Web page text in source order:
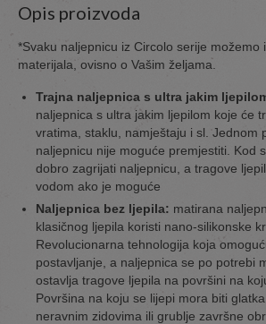
Opis proizvoda
*Svaku naljepnicu iz Circolo serije možemo
materijala, ovisno o Vašim željama.
Trajna naljepnica s ultra jakim
naljepnica s ultra jakim ljepilom koje će
vratima, staklu, namještaju i sl. Jednom
naljepnicu nije moguće premjestiti. Kod
dobro zagrijati naljepnicu, a tragove
vodom ako je moguće
Naljepnica bez ljepila: matirana
klasičnog ljepila koristi nano-silikonske
Revolucionarna tehnologija koja
postavljanje, a naljepnica se po potrebi
ostavlja tragove ljepila na površini na
Površina na koju se lijepi mora biti
neravnim zidovima ili grublje završne